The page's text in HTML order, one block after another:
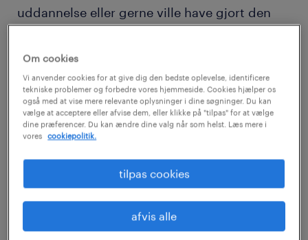
uddannelse eller gerne ville have gjort den
Astanehdost ikke ensbetydende med, at de
ikke kan få job inden for det område, der har
deres interesse.
hvor afgørende er din
uddannelse?
”Det optimale er naturligvis, at du kommer til
at arbejde med det, du er uddannet til. Men
sådan er det langtfra altid. For et
Om cookies
Vi anvender cookies for at give dig den bedste oplevelse, identificere
tekniske problemer og forbedre vores hjemmeside. Cookies hjælper os
også med at vise mere relevante oplysninger i dine søgninger. Du kan
vælge at acceptere eller afvise dem, eller klikke på "tilpas" for at vælge
dine præferencer. Du kan ændre dine valg når som helst. Læs mere i
vores
cookiepolitik.
tilpas cookies
afvis alle